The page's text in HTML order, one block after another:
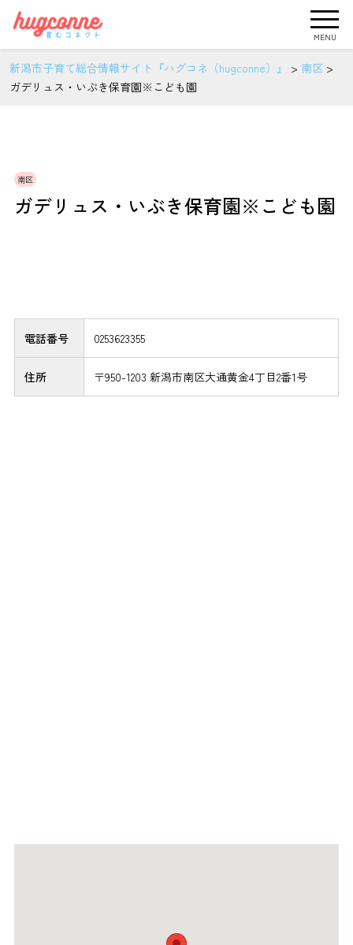
MENU
新潟市子育て総合情報サイト『ハグコネ（hugconne）』 > 南区 >
ガデリュス・いぶき保育園※こども園
南区
ガデリュス・いぶき保育園※こども園
電話番号 0253623355
住所 〒950-1203 新潟市南区大通黄金4丁目2番1号